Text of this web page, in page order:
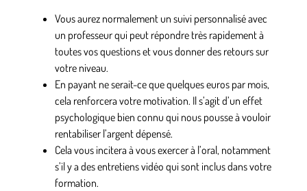
Vous aurez normalement un suivi personnaliséavec
un professeur qui peut répondre très rapidement à
toutes vos questions et vous donner des retours sur
votre niveau.
En payant ne serait-ce que quelques euros par mois,
cela renforcera votre motivation. Il s’agit d’un effet
psychologique bien connu qui nous pousse à vouloir
rentabiliser l’argent dépensé.
Cela vous incitera à vous exercer à l’oral, notamment
s’il y a des entretiens vidéo qui sont inclus dans votre
formation.